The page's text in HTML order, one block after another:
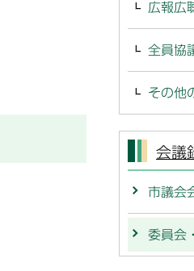
広報広
全員協
その他
会議
市議会
委員会